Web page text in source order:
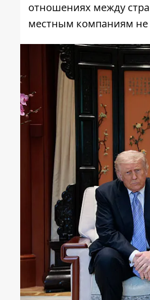
отношениях между
местным компаниям не